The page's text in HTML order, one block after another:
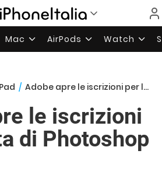
Mac AirPods Watch
/ Adobe apre le iscrizioni per la beta di Photoshop iPad
le iscrizioni
di Photoshop